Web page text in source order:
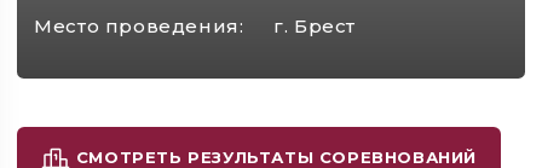
Место проведения:
г. Брест
СМОТРЕТЬ РЕЗУЛЬТАТЫ СОРЕВНОВАНИЙ